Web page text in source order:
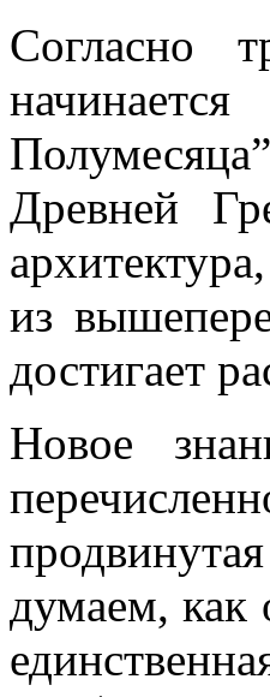
Согласно
Полумесяца”
Древней
из
достигает
Новое
думаем, как